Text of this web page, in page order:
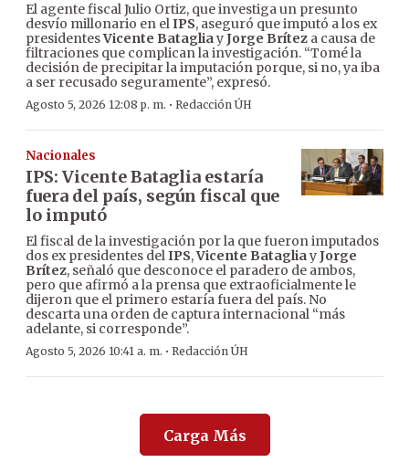
El agente fiscal Julio Ortiz, que investiga un presunto
desvío millonario en elIPS, aseguró que imputó a los ex
presidentesVicente BatagliayJorge Brítez a causa de
filtraciones que complican la investigación. “Tomé la
decisión de precipitar la imputación porque, si no, ya iba
a ser recusado seguramente”, expresó.
Agosto 5, 2026 12:08 p. m. · Redacción ÚH
Nacionales
IPS: Vicente Bataglia estaría
fuera del país, según fiscal que
lo imputó
El fiscal de la investigación por la que fueron imputados
dos ex presidentes delIPS,Vicente BatagliayJorge
Brítez, señaló que desconoce el paradero de ambos,
pero que afirmó a la prensa que extraoficialmente le
dijeron que el primero estaría fuera del país. No
descarta una orden de captura internacional “más
adelante, si corresponde”.
Agosto 5, 2026 10:41 a. m. · Redacción ÚH
Carga Más